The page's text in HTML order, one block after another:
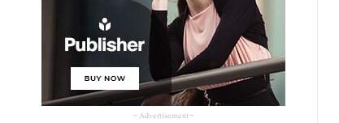
- Advertisement -